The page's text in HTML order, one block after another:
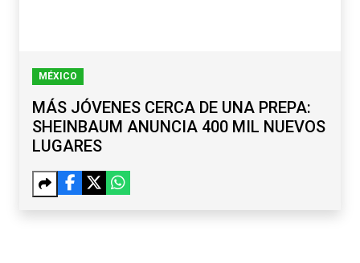
MÉXICO
MÁS JÓVENES CERCA DE UNA PREPA:
SHEINBAUM ANUNCIA 400 MIL NUEVOS
LUGARES